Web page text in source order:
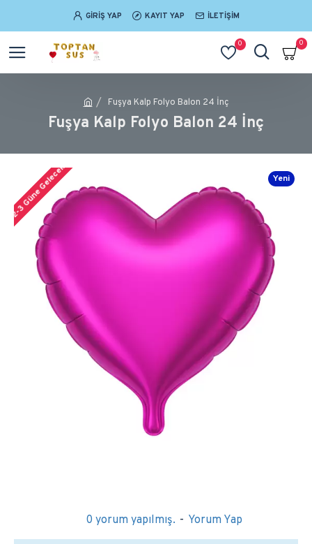
GIRIŞ YAP KAYIT YAP İLETIŞIM
0 0
Fuşya Kalp Folyo Balon 24 İnç
Fuşya Kalp Folyo Balon 24 İnç
Yeni
2-3 Güne Gelecek
0 yorum yapılmış. - Yorum Yap